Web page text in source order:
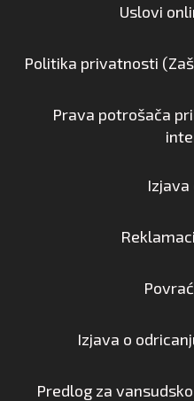
Uslovi
Politika privatnosti
Prava potrošača
Izjava
Izjava o
Predlog za